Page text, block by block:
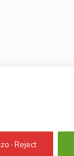
· Reject